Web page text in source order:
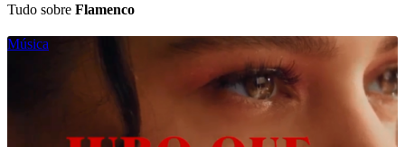
Tudo sobre Flamenco
Música